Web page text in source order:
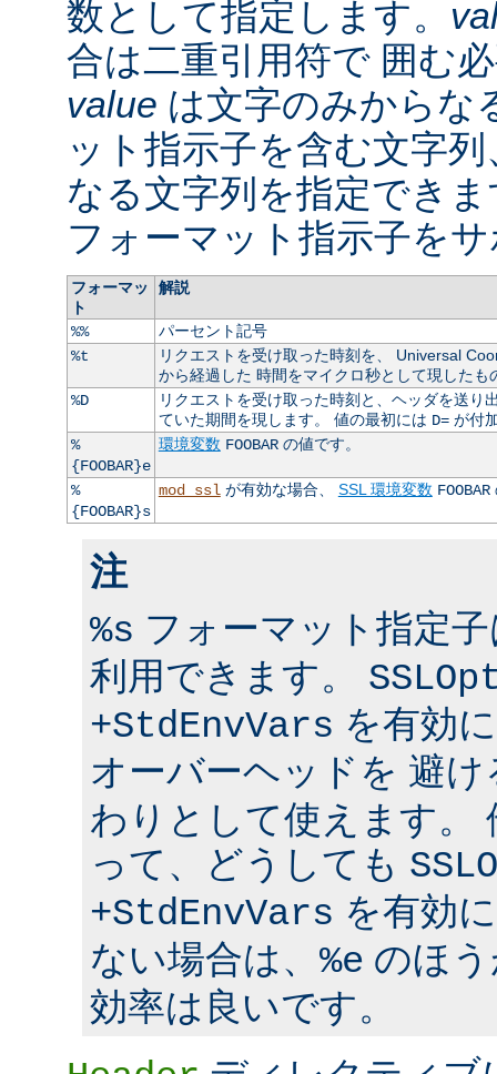
数として指定します。
合は二重引用符で 囲む
value は文字のみからな
ット指示子を含む文字
なる文字列を指定でき
フォーマット指示子を
フォーマッ
ト
解説
%%
パーセント記号
%t
リクエストを受け取った時刻を、 Universal
から経過した 時間をマイクロ秒として現した
%D
リクエストを受け取った時刻と、ヘッダを送
ていた期間を現します。 値の最初には D=が付
%
{FOOBAR}e
環境変数 FOOBARの値です。
%
{FOOBAR}s
mod_ssl が有効な場合、 SSL 環境変数 FOOBAR
注
%s フォーマット指定
利用できます。
+StdEnvVars を有効
オーバーヘッドを 避け
わりとして使えます。
って、どうしても
+StdEnvVars を有効
ない場合は、 %e のほ
効率は良いです。